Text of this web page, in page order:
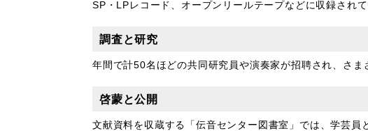
SP・LPレコード、オープンリールテープなどに収録され
調査と研究
年間で計50名ほどの共同研究員や演奏家が招聘され、さま
啓蒙と公開
文献資料を収蔵する「伝音センター図書室」では、学芸